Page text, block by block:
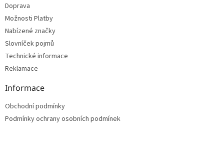
Doprava
Možnosti Platby
Nabízené značky
Slovníček pojmů
Technické informace
Reklamace
Informace
Obchodní podmínky
Podmínky ochrany osobních podmínek